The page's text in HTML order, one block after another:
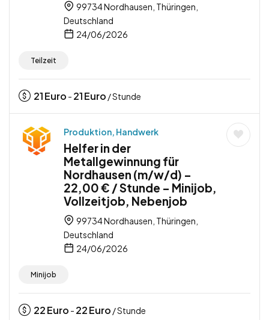
99734 Nordhausen, Thüringen,
Deutschland
24/06/2026
Teilzeit
21Euro - 21Euro / Stunde
Produktion, Handwerk
Helfer in der
Metallgewinnung für
Nordhausen (m/w/d) –
22,00 € / Stunde – Minijob,
Vollzeitjob, Nebenjob
99734 Nordhausen, Thüringen,
Deutschland
24/06/2026
Minijob
22Euro - 22Euro / Stunde